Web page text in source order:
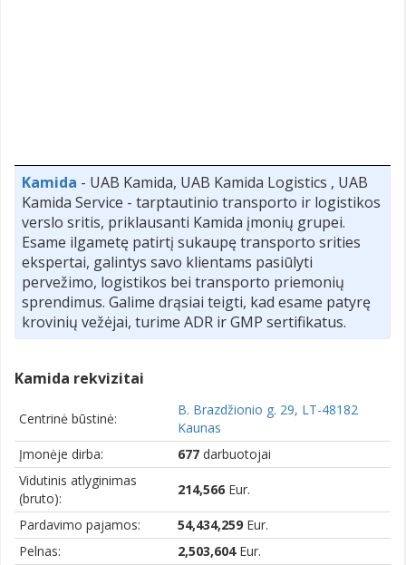
Kamida - UAB Kamida, UAB Kamida Logistics , UAB
Kamida Service - tarptautinio transporto ir logistikos
verslo sritis, priklausanti Kamida įmonių grupei.
Esame ilgametę patirtį sukaupę transporto srities
ekspertai, galintys savo klientams pasiūlyti
pervežimo, logistikos bei transporto priemonių
sprendimus. Galime drąsiai teigti, kad esame patyrę
krovinių vežėjai, turime ADR ir GMP sertifikatus.
Kamida rekvizitai
Centrinė būstinė:
B. Brazdžionio g. 29, LT-48182
Kaunas
Įmonėje dirba:
677 darbuotojai
Vidutinis atlyginimas
(bruto):
214,566 Eur.
Pardavimo pajamos: 54,434,259 Eur.
Pelnas:
2,503,604Eur.